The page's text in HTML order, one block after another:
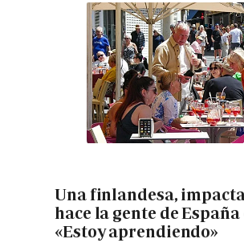
Una finlandesa,
hace la gente de
«Estoy aprendiendo»